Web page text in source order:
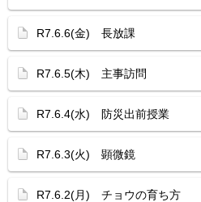
R7.6.6(金) 長放課
R7.6.5(木) 主事訪問
R7.6.4(水) 防災出前授業
R7.6.3(火) 顕微鏡
R7.6.2(月) チョウの育ち方